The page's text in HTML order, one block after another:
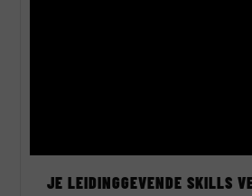
JE LEIDINGGEVENDE SKILLS